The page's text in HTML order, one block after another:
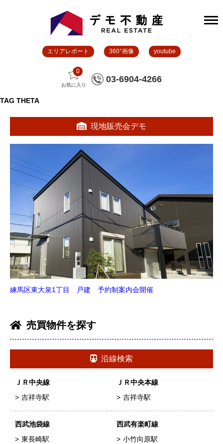
エリアレポート 360°画像 youtube
0
お気に入り
03-6904-4266
TAG THETA
現地販売会デモ
練馬区東大泉1丁目 戸建 予約制案内会開催
売買物件を探す
沿線検索
ＪＲ中央線
吉祥寺駅
ＪＲ中央本線
吉祥寺駅
西武池袋線
東長崎駅
西武有楽町線
小竹向原駅